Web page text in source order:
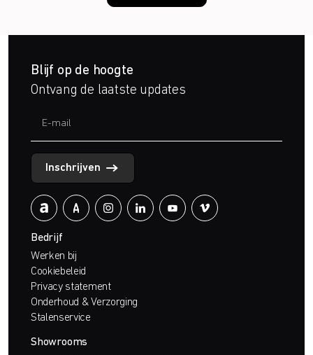
Blijf op de hoogte
Ontvang de laatste updates
Inschrijven
Bedrijf
Werken bij
Cookiebeleid
Privacy statement
Onderhoud & Verzorging
Stalenservice
Showrooms